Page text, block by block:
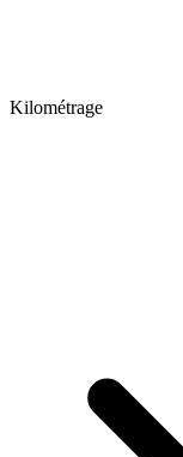
Kilométrage